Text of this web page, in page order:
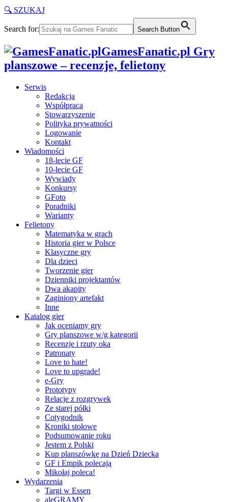
🔍 SZUKAJ
Search for: Search Button
GamesFanatic.pl Gry
planszowe – recenzje, felietony
Serwis
Redakcja
Współpraca
Stowarzyszenie
Polityka prywatności
Logowanie
Kontakt
Wiadomości
18-lecie GF
10-lecie GF
Wywiady
Konkursy
GFoto
Poradniki
Warianty
Felietony
Matematyka w grach
Historia gier w Polsce
Klasyczne gry
Dla dzieci
Tworzenie gier
Dzienniki projektantów
Dwa akapity
Zaginiony artefakt
Inne
Katalog gier
Jak oceniamy gry
Gry planszowe w/g kategorii
Recenzje i rzuty oka
Patronaty
Love to hate!
Love to upgrade!
e-Gry
Prototypy
Relacje z rozgrywek
Ze starej półki
Cotygodnik
Kroniki stołowe
Podsumowanie roku
Jestem z Polski
Kup planszówkę na Dzień Dziecka
GF i Empik polecają
Mikołaj poleca!
Wydarzenia
Targi w Essen
aleGRAMY